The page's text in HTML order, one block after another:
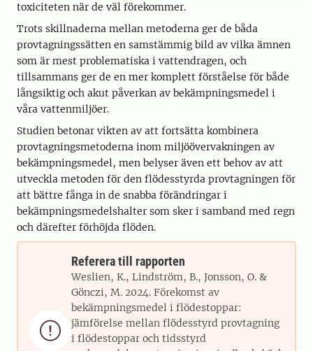
toxiciteten när de väl förekommer.
Trots skillnaderna mellan metoderna ger de båda
provtagningssätten en samstämmig bild av vilka ämnen
som är mest problematiska i vattendragen, och
tillsammans ger de en mer komplett förståelse för både
långsiktig och akut påverkan av bekämpningsmedel i
våra vattenmiljöer.
Studien betonar vikten av att fortsätta kombinera
provtagningsmetoderna inom miljöövervakningen av
bekämpningsmedel, men belyser även ett behov av att
utveckla metoden för den flödesstyrda provtagningen för
att bättre fånga in de snabba förändringar i
bekämpningsmedelshalter som sker i samband med regn
och därefter förhöjda flöden.

Referera till rapporten
Weslien, K., Lindström, B., Jonsson, O. &
Gönczi, M. 2024. Förekomst av
bekämpningsmedel i flödestoppar:
jämförelse mellan flödesstyrd provtagning
i flödestoppar och tidsstyrd